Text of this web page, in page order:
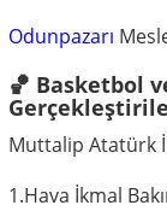
Odunpazarı
🏀 Basketbol
Muttalip Atatürk
1.Hava İkmal